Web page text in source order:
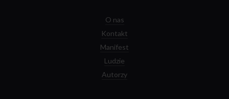
O nas
Kontakt
Manifest
Ludzie
Autorzy